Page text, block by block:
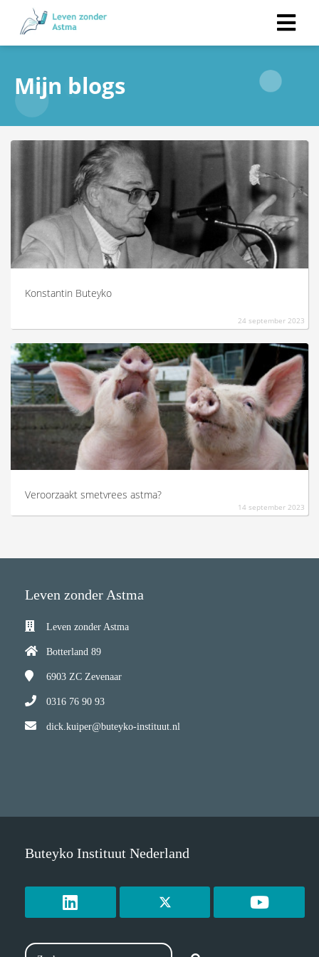
Mijn blogs
Konstantin Buteyko
24 september 2023
Veroorzaakt smetvrees astma?
14 september 2023
Leven zonder Astma
Leven zonder Astma
Botterland 89
6903 ZC Zevenaar
0316 76 90 93
dick.kuiper@buteyko-instituut.nl
Buteyko Instituut Nederland